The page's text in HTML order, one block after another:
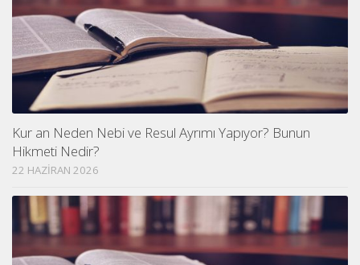
Kur an Neden Nebi ve Resul Ayrımı Yapıyor? Bunun
Hikmeti Nedir?
22 HAZIRAN 2026